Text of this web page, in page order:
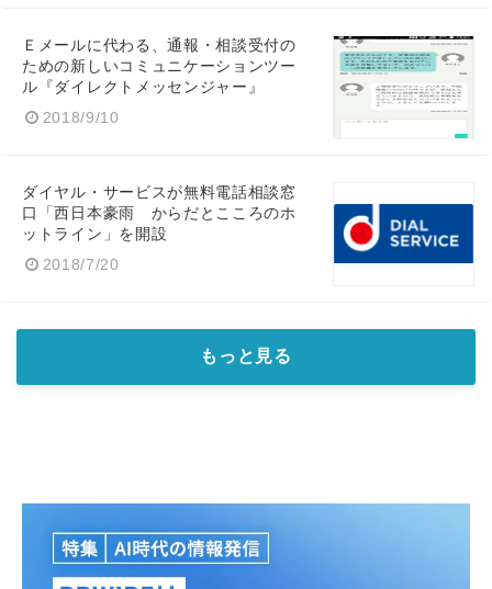
Ｅメールに代わる、通報・相談受付の
ための新しいコミュニケーションツー
ル『ダイレクトメッセンジャー』
2018/9/10
ダイヤル・サービスが無料電話相談窓
口「西日本豪雨 からだとこころのホ
ットライン」を開設
2018/7/20
もっと見る